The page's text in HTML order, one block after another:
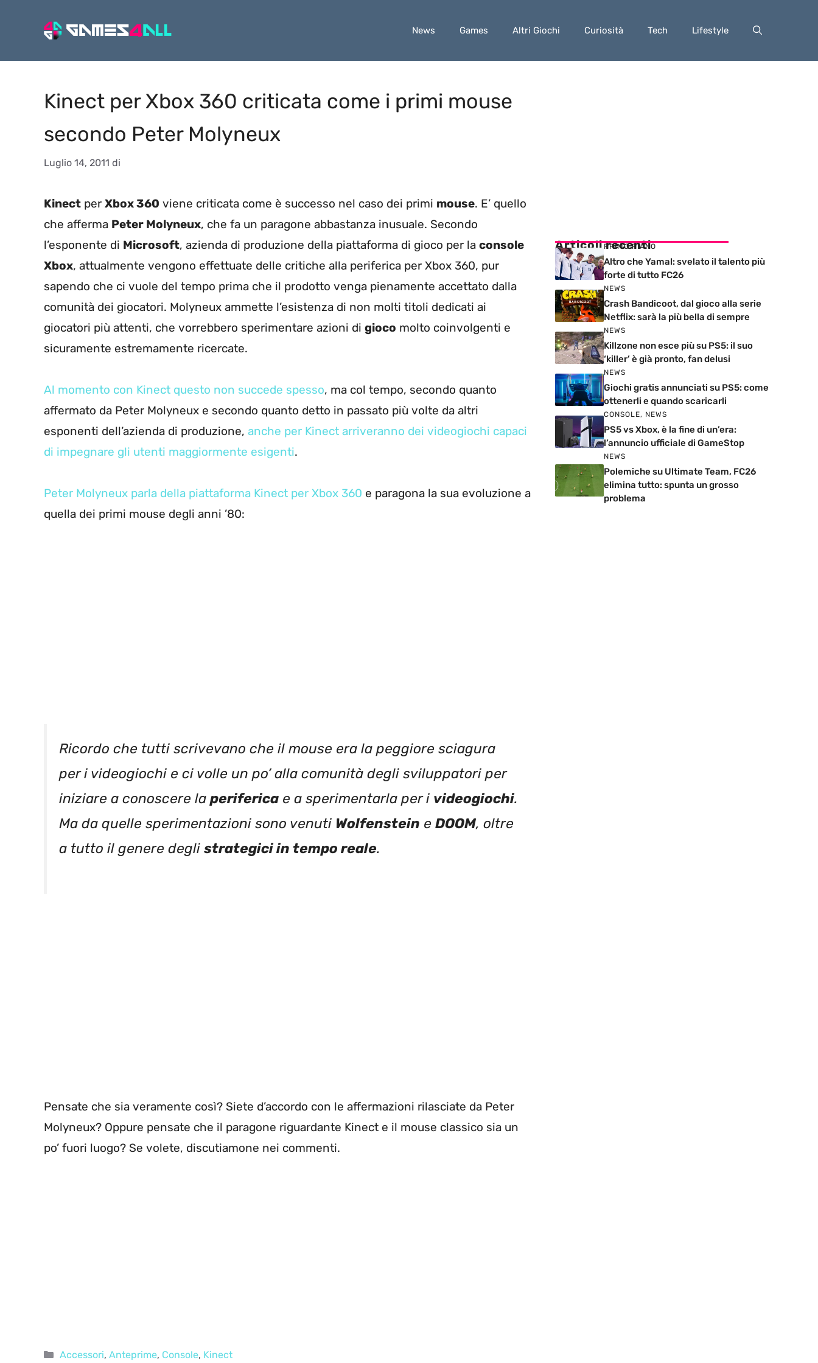
News Games Altri Giochi Curiosità Tech Lifestyle
Kinect per Xbox 360 criticata come i primi mouse
secondo Peter Molyneux
Luglio 14, 2011 di
Kinect per Xbox 360 viene criticata come è successo nel caso dei primi mouse. E’ quello
che afferma Peter Molyneux, che fa un paragone abbastanza inusuale. Secondo
l’esponente di Microsoft, azienda di produzione della piattaforma di gioco per la console
Xbox, attualmente vengono effettuate delle critiche alla periferica per Xbox 360, pur
sapendo che ci vuole del tempo prima che il prodotto venga pienamente accettato dalla
comunità dei giocatori. Molyneux ammette l’esistenza di non molti titoli dedicati ai
giocatori più attenti, che vorrebbero sperimentare azioni di gioco molto coinvolgenti e
sicuramente estremamente ricercate.
Al momento con Kinect questo non succede spesso, ma col tempo, secondo quanto
affermato da Peter Molyneux e secondo quanto detto in passato più volte da altri
esponenti dell’azienda di produzione, anche per Kinect arriveranno dei videogiochi capaci
di impegnare gli utenti maggiormente esigenti.
Peter Molyneux parla della piattaforma Kinect per Xbox 360 e paragona la sua evoluzione a
quella dei primi mouse degli anni ’80:
Ricordo che tutti scrivevano che il mouse era la peggiore sciagura
per i videogiochi e ci volle un po’ alla comunità degli sviluppatori per
iniziare a conoscere la periferica e a sperimentarla per i videogiochi.
Ma da quelle sperimentazioni sono venuti Wolfenstein e DOOM, oltre
a tutto il genere degli strategici in tempo reale.
Pensate che sia veramente così? Siete d’accordo con le affermazioni rilasciate da Peter
Molyneux? Oppure pensate che il paragone riguardante Kinect e il mouse classico sia un
po’ fuori luogo? Se volete, discutiamone nei commenti.
Categorie
Accessori, Anteprime, Console, Kinect
Articoli recenti
PRIMO PIANO
Altro che Yamal: svelato il talento più
forte di tutto FC26
NEWS
Crash Bandicoot, dal gioco alla serie
Netflix: sarà la più bella di sempre
NEWS
Killzone non esce più su PS5: il suo
‘killer’ è già pronto, fan delusi
NEWS
Giochi gratis annunciati su PS5: come
ottenerli e quando scaricarli
CONSOLE, NEWS
PS5 vs Xbox, è la fine di un’era:
l’annuncio ufficiale di GameStop
NEWS
Polemiche su Ultimate Team, FC26
elimina tutto: spunta un grosso
problema